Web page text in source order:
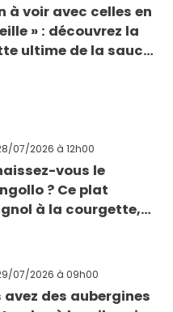
à voir avec celles en
» : découvrez la
ultime de la sauce
07/2026 à 12h00
vous le
? Ce plat
à la courgette,
07/2026 à 09h00
avez des aubergines